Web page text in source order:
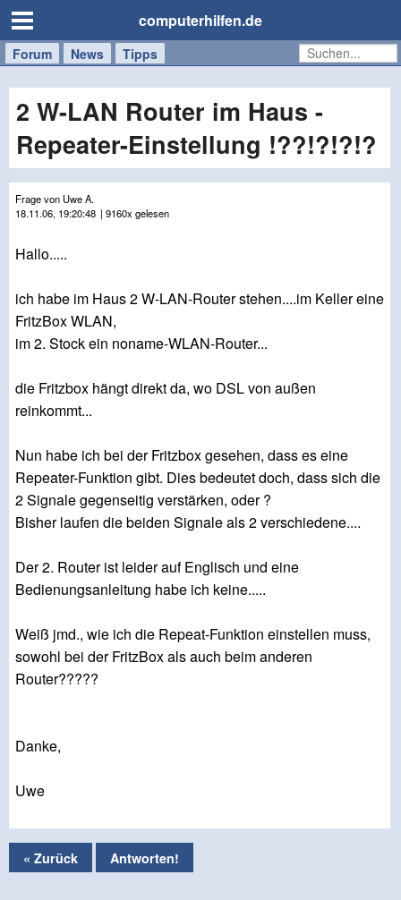
computerhilfen.de
Forum News Tipps
Handy
Tablet
Windows
Mac
2 W-LAN Router im Haus -
Repeater-Einstellung !??!?!?!?
Frage von Uwe A.
18.11.06, 19:20:48 | 9160x gelesen
Hallo.....
ich habe im Haus 2 W-LAN-Router stehen....im Keller eine
FritzBox WLAN,
im 2. Stock ein noname-WLAN-Router...
die Fritzbox hängt direkt da, wo DSL von außen
reinkommt...
Nun habe ich bei der Fritzbox gesehen, dass es eine
Repeater-Funktion gibt. Dies bedeutet doch, dass sich die
2 Signale gegenseitig verstärken, oder ?
Bisher laufen die beiden Signale als 2 verschiedene....
Der 2. Router ist leider auf Englisch und eine
Bedienungsanleitung habe ich keine.....
Weiß jmd., wie ich die Repeat-Funktion einstellen muss,
sowohl bei der FritzBox als auch beim anderen
Router?????
Danke,
Uwe
« Zurück Antworten!